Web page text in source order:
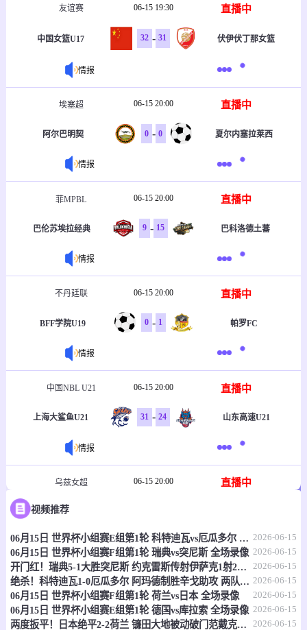
友谊赛 06-15 19:30 直播中
中国女篮U17 32 - 31 伏伊伏丁那女篮
情报
埃塞超 06-15 20:00 直播中
阿尔巴明契 0 - 0 夏尔内塞拉莱西
情报
菲MPBL 06-15 20:00 直播中
巴伦苏埃拉经典 9 - 15 巴科洛德土蕃
情报
不丹廷联 06-15 20:00 直播中
BFF学院U19 0 - 1 帕罗FC
情报
中国NBL U21 06-15 20:00 直播中
上海大鲨鱼U21 31 - 24 山东高速U21
情报
乌兹女超 06-15 20:00 直播中
塔什干火车头女足
情报
乌兹职联 06-15 20:30 直播中
费尔干纳FA 0 - 0 哈沃尔罕
视频推荐
06月15日 世界杯小组赛E组第1轮 科特迪瓦vs厄瓜多尔 全场录像 2026-06-15
06月15日 世界杯小组赛F组第1轮 瑞典vs突尼斯 全场录像 2026-06-15
开门红！瑞典5-1大胜突尼斯 约克雷斯传射伊萨克1射2传阿亚里双响 2026-06-15
绝杀！科特迪瓦1-0厄瓜多尔 阿玛德制胜辛戈助攻 两队4中门框 2026-06-15
06月15日 世界杯小组赛F组第1轮 荷兰vs日本 全场录像 2026-06-15
06月15日 世界杯小组赛E组第1轮 德国vs库拉索 全场录像 2026-06-15
两度扳平！日本绝平2-2荷兰 镰田大地被动破门范戴克世界杯首球 2026-06-15